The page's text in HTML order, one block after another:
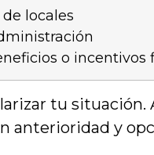
locales
o incentivos
tu
anterioridad y